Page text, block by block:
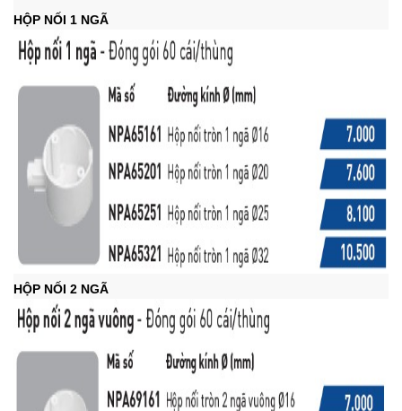
HỘP NỐI 1 NGÃ
HỘP NỐI 2 NGÃ